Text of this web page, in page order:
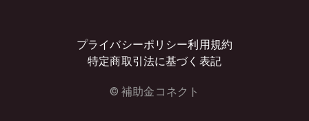
プライバシーポリシー利用規約
特定商取引法に基づく表記
© 補助金コネクト